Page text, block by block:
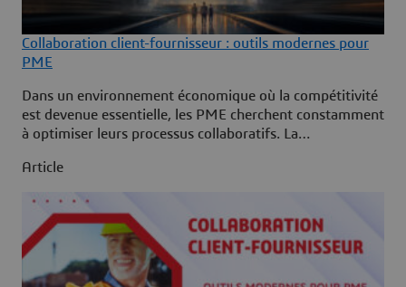
Collaboration client-fournisseur : outils modernes pour
PME
Dans un environnement économique où la compétitivité
est devenue essentielle, les PME cherchent constamment
à optimiser leurs processus collaboratifs. La
majeur pour ces entreprises qui doivent jongler avec des
contraintes de ressources tout en maintenant ...
Continued
Article